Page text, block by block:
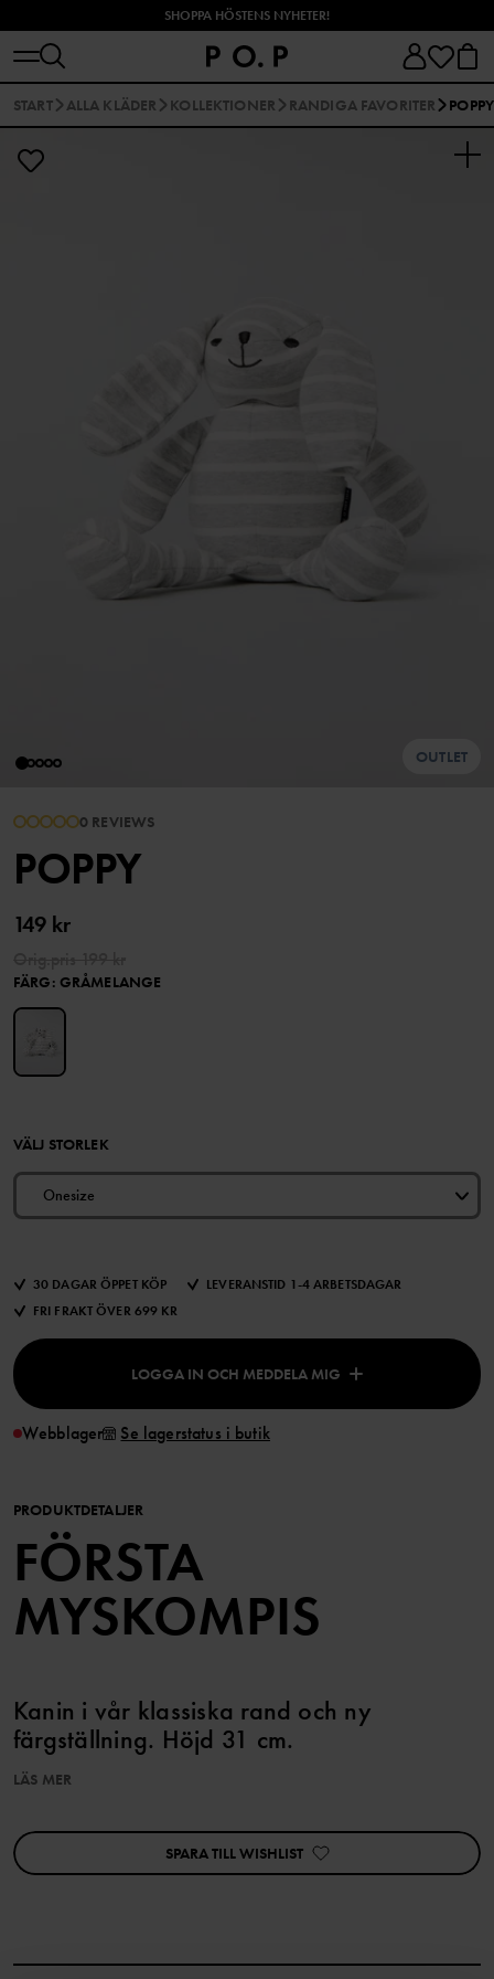
SHOPPA HÖSTENS NYHETER!
START ALLA KLÄDER KOLLEKTIONER RANDIGA FAVORITER POPPY
OUTLET
0 REVIEWS
POPPY
149 kr
FÄRG: GRÅMELANGE
VÄLJ STORLEK
Onesize
30 DAGAR ÖPPET KÖP
LEVERANSTID 1-4 ARBETSDAGAR
FRI FRAKT ÖVER 699 KR
LOGGA IN OCH MEDDELA MIG
Webblager Se lagerstatus i butik
PRODUKTDETALJER
FÖRSTA
MYSKOMPIS
Kanin i vår klassiska rand och ny
färgställning. Höjd 31 cm.
Artikelnummer:60602161
Läs mer
LÄS MER
SPARA TILL WISHLIST